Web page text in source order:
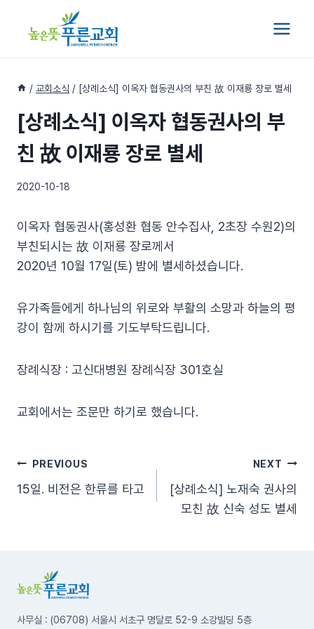
/ 교회소식 / [상례소식] 이옥자 협동권사의 부친 故 이재룡 장로 별세
[상례소식] 이옥자 협동권사의 부
친 故 이재룡 장로 별세
2020-10-18
이옥자 협동권사(홍성환 협동 안수집사, 2초장 수원2)의
부친되시는 故 이재룡 장로께서
2020년 10월 17일(토) 밤에 별세하셨습니다.
유가족들에게 하나님의 위로와 부활의 소망과 하늘의 평
강이 함께 하시기를 기도부탁드립니다.
장례식장 : 고신대병원 장례식장 301호실
교회에서는 조문만 하기로 했습니다.
글PREVIOUS
15일. 비전은 한류를 타고
NEXT
[상례소식] 노재숙 권사의
모친 故 신숙 성도 별세
사무실 : (06708) 서울시 서초구 명달로 52-9 소강빌딩 5층